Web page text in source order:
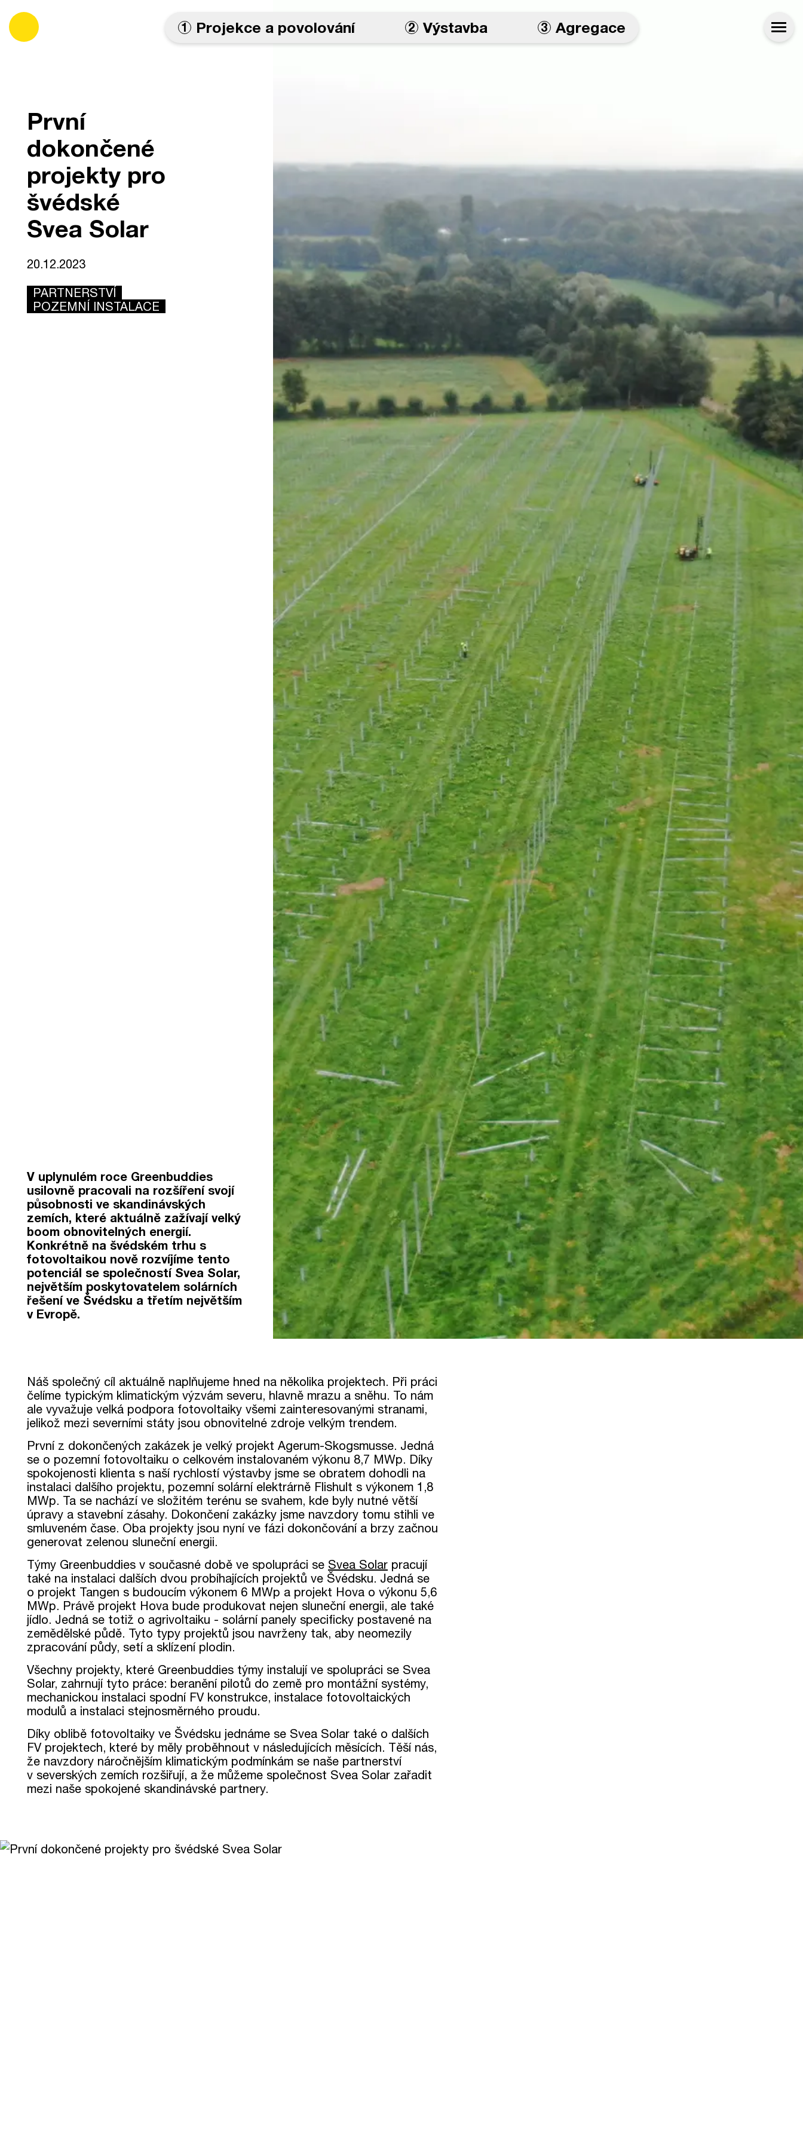
1 Projekce a povolování 2 Výstavba 3 Agregace
První
dokončené
projekty pro
švédské
Svea Solar
PARTNERSTVÍ
POZEMNÍ INSTALACE
20.12.2023
V uplynulém roce Greenbuddies
usilovně pracovali na rozšíření svojí
působnosti ve skandinávských
zemích, které aktuálně zažívají velký
boom obnovitelných energií.
Konkrétně na švédském trhu s
fotovoltaikou nově rozvíjíme tento
potenciál se společností Svea Solar,
největším poskytovatelem solárních
řešení ve Švédsku a třetím největším
v Evropě.
Náš společný cíl aktuálně naplňujeme hned na několika projektech. Při práci
čelíme typickým klimatickým výzvám severu, hlavně mrazu a sněhu. To nám
ale vyvažuje velká podpora fotovoltaiky všemi zainteresovanými stranami,
jelikož mezi severními státy jsou obnovitelné zdroje velkým trendem.
První z dokončených zakázek je velký projekt Agerum-Skogsmusse. Jedná
se o pozemní fotovoltaiku o celkovém instalovaném výkonu 8,7 MWp. Díky
spokojenosti klienta s naší rychlostí výstavby jsme se obratem dohodli na
instalaci dalšího projektu, pozemní solární elektrárně Flishult s výkonem 1,8
MWp. Ta se nachází ve složitém terénu se svahem, kde byly nutné větší
úpravy a stavební zásahy. Dokončení zakázky jsme navzdory tomu stihli ve
smluveném čase. Oba projekty jsou nyní ve fázi dokončování a brzy začnou
generovat zelenou sluneční energii.
Týmy Greenbuddies v současné době ve spolupráci se Svea Solar pracují
také na instalaci dalších dvou probíhajících projektů ve Švédsku. Jedná se
o projekt Tangen s budoucím výkonem 6 MWp a projekt Hova o výkonu 5,6
MWp. Právě projekt Hova bude produkovat nejen sluneční energii, ale také
jídlo. Jedná se totiž o agrivoltaiku - solární panely specificky postavené na
zemědělské půdě. Tyto typy projektů jsou navrženy tak, aby neomezily
zpracování půdy, setí a sklízení plodin.
Všechny projekty, které Greenbuddies týmy instalují ve spolupráci se Svea
Solar, zahrnují tyto práce: beranění pilotů do země pro montážní systémy,
mechanickou instalaci spodní FV konstrukce, instalace fotovoltaických
modulů a instalaci stejnosměrného proudu.
Díky oblibě fotovoltaiky ve Švédsku jednáme se Svea Solar také o dalších
FV projektech, které by měly proběhnout v následujících měsících. Těší nás,
že navzdory náročnějším klimatickým podmínkám se naše partnerství
v severských zemích rozšiřují, a že můžeme společnost Svea Solar zařadit
mezi naše spokojené skandinávské partnery.